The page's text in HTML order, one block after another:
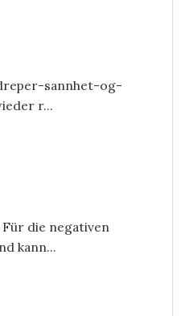
sannhet-og-
r...
die negativen
kann...